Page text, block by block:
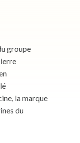
groupe
la marque
du